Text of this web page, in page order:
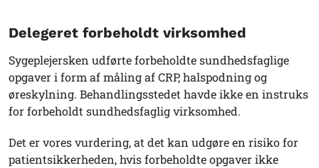
Delegeret forbeholdt virksomhed
Sygeplejersken udførte forbeholdte sundhedsfaglige
opgaver i form af måling af CRP, halspodning og
øreskylning. Behandlingsstedet havde ikke en instruks
for forbeholdt sundhedsfaglig virksomhed.
Det er vores vurdering, at det kan udgøre en risiko for
patientsikkerheden, hvis forbeholdte opgaver ikke